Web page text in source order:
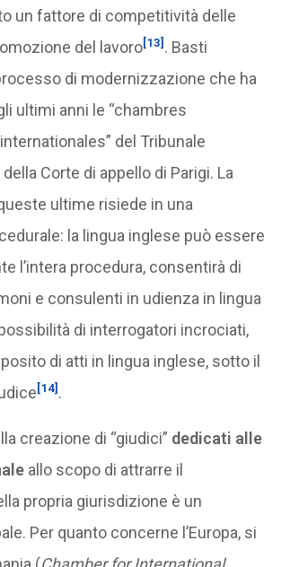
un fattore di competitività delle
del lavoro[13] . Basti
di modernizzazione che ha
ultimi anni le “chambres
del Tribunale
Corte di appello di Parigi. La
ultime risiede in una
la lingua inglese può essere
l’intera procedura, consentirà di
e consulenti in udienza in lingua
di interrogatori incrociati,
di atti in lingua inglese, sotto il
[14] .
creazione di “giudici” dedicati alle
allo scopo di attrarre il
propria giurisdizione è un
Per quanto concerne l’Europa, si